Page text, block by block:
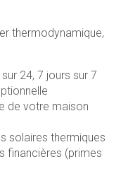
thermodynamique,
24, 7 jours sur 7
de votre maison
solaires thermiques
financières (primes